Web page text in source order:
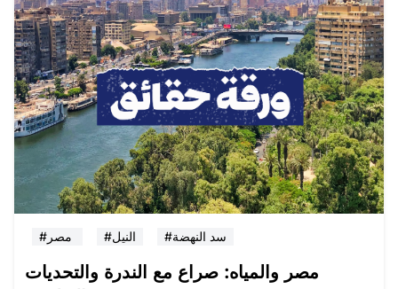
#النيل #سد النهضة
مصر والمياه: صراع مع الندرة والتحديات